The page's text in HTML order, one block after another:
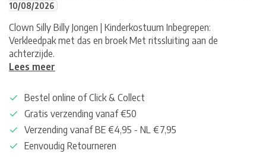
10/08/2026
Clown Silly Billy Jongen | Kinderkostuum Inbegrepen:
Verkleedpak met das en broek Met ritssluiting aan de
achterzijde.
Lees meer
Bestel online of Click & Collect
Gratis verzending vanaf €50
Verzending vanaf BE €4,95 - NL €7,95
Eenvoudig Retourneren